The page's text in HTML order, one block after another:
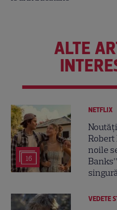
ALTE
16
NETFLIX
Robert
noile
VEDETE